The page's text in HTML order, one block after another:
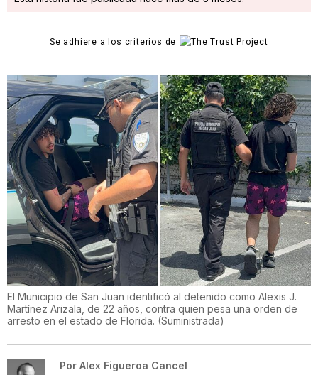
Se adhiere a los criterios de
El Municipio de San Juan identificó al detenido como Alexis J.
Martínez Arizala, de 22 años, contra quien pesa una orden de
arresto en el estado de Florida. (Suministrada)
Por Alex Figueroa Cancel